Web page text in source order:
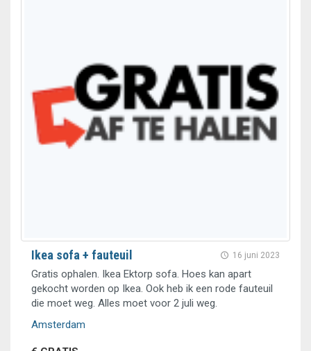
16 juni 2023
Ikea sofa + fauteuil
Gratis ophalen. Ikea Ektorp sofa. Hoes kan apart
gekocht worden op Ikea. Ook heb ik een rode fauteuil
die moet weg. Alles moet voor 2 juli weg.
Amsterdam